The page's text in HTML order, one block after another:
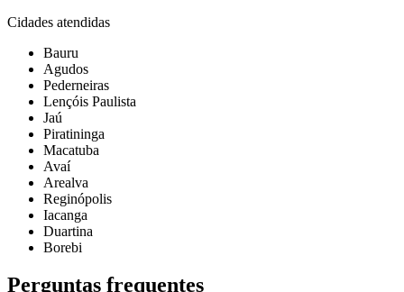
Cidades atendidas
Bauru
Agudos
Pederneiras
Lençóis Paulista
Jaú
Piratininga
Macatuba
Avaí
Arealva
Reginópolis
Iacanga
Duartina
Borebi
Perguntas frequentes